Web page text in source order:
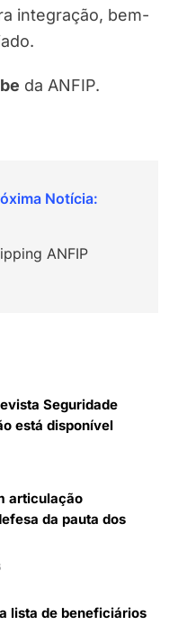
integração, bem-
da ANFIP.
ANFIP
Seguridade
está disponível
articulação
da pauta dos
lista de beneficiários